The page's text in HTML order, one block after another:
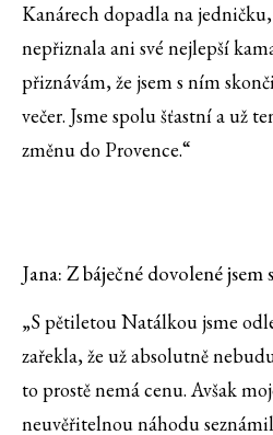
Kanárech dopadla na
nepřiznala ani své nejlepší
přiznávám, že jsem s ním
večer. Jsme spolu šťastní a už
změnu do Provence.“
Jana: Z báječné dovolené jsem
„S pětiletou Natálkou jsme
zařekla, že už absolutně
to prostě nemá cenu. Avšak
neuvěřitelnou náhodu